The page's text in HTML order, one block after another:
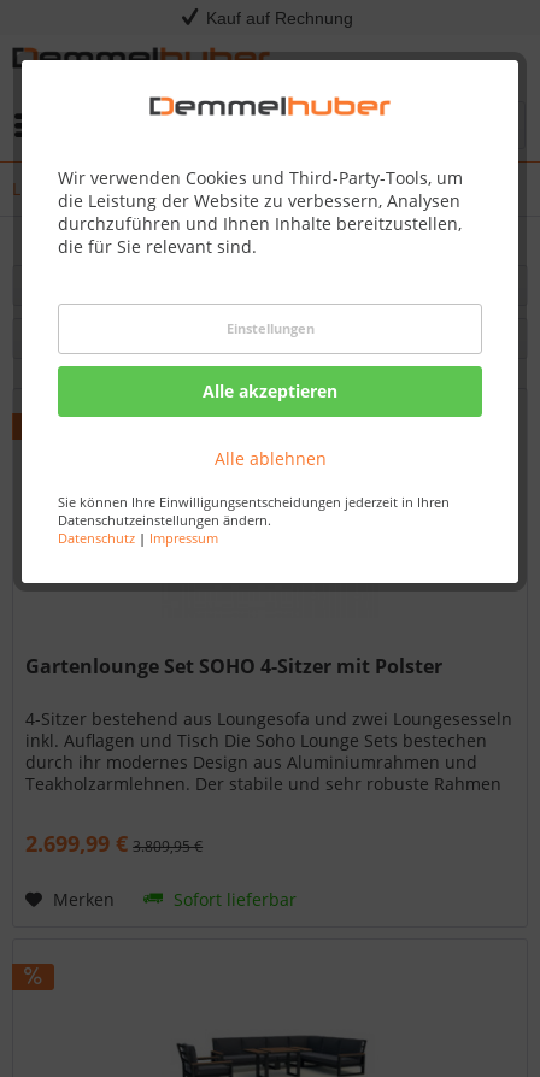
Kauf auf Rechnung
Wir verwenden Cookies und Third-Party-Tools, um
die Leistung der Website zu verbessern, Analysen
durchzuführen und Ihnen Inhalte bereitzustellen,
die für Sie relevant sind.
Einstellungen
Alle akzeptieren
Alle ablehnen
Sie können Ihre Einwilligungsentscheidungen jederzeit in Ihren
Datenschutzeinstellungen ändern.
Datenschutz| Impressum
LIFE Outdoor Living
Gartenlounge Set SOHO 4-Sitzer mit Polster
4-Sitzer bestehend aus Loungesofa und zwei Loungesesseln
inkl. Auflagen und Tisch Die Soho Lounge Sets bestechen
durch ihr modernes Design aus Aluminiumrahmen und
Teakholzarmlehnen. Der stabile und sehr robuste Rahmen
2.699,99 € 3.809,95 €
Merken Sofort lieferbar